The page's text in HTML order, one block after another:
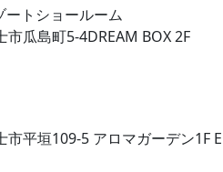
ートショールーム
瓜島町5-4DREAM BOX 2F
平垣109-5 アロマガーデン1F E